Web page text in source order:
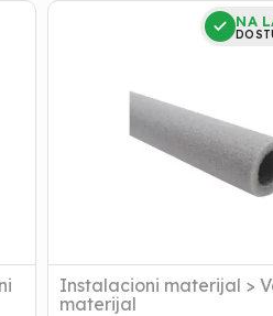
IZOLACIJA
NA
Instalacioni materijal >
materijal